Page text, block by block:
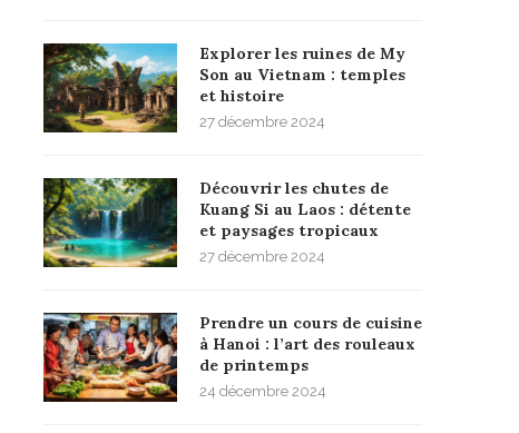
Explorer les ruines de My
Son au Vietnam : temples
et histoire
27 décembre 2024
Découvrir les chutes de
Kuang Si au Laos : détente
et paysages tropicaux
27 décembre 2024
Prendre un cours de cuisine
à Hanoi : l’art des rouleaux
de printemps
24 décembre 2024